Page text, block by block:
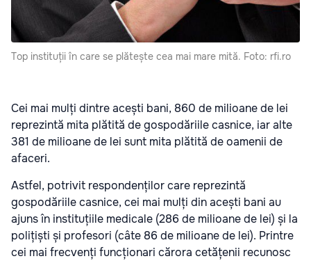
Top instituții în care se plătește cea mai mare mită. Foto: rfi.ro
Cei mai mulți dintre acești bani, 860 de milioane de lei
reprezintă mita plătită de gospodăriile casnice, iar alte
381 de milioane de lei sunt mita plătită de oamenii de
afaceri.
Astfel, potrivit respondenților care reprezintă
gospodăriile casnice, cei mai mulți din acești bani au
ajuns în instituțiile medicale (286 de milioane de lei) și la
polițiști și profesori (câte 86 de milioane de lei). Printre
cei mai frecvenți funcționari cărora cetățenii recunosc